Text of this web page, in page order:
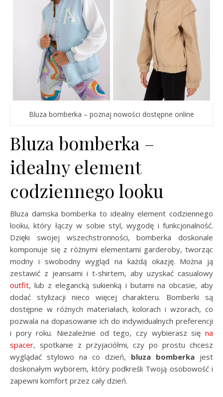
Bluza bomberka – poznaj nowości dostępne online
Bluza bomberka –
idealny element
codziennego looku
Bluza damska bomberka to idealny element codziennego
looku, który łączy w sobie styl, wygodę i funkcjonalność.
Dzięki swojej wszechstronności, bomberka doskonale
komponuje się z różnymi elementami garderoby, tworząc
modny i swobodny wygląd na każdą okazję. Można ją
zestawić z jeansami i t-shirtem, aby uzyskać casualowy
outfit, lub z elegancką sukienką i butami na obcasie, aby
dodać stylizacji nieco więcej charakteru. Bomberki są
dostępne w różnych materiałach, kolorach i wzorach, co
pozwala na dopasowanie ich do indywidualnych preferencji
i pory roku. Niezależnie od tego, czy wybierasz się na
spacer, spotkanie z przyjaciółmi, czy po prostu chcesz
wyglądać stylowo na co dzień, bluza bomberka jest
doskonałym wyborem, który podkreśli Twoją osobowość i
zapewni komfort przez cały dzień.